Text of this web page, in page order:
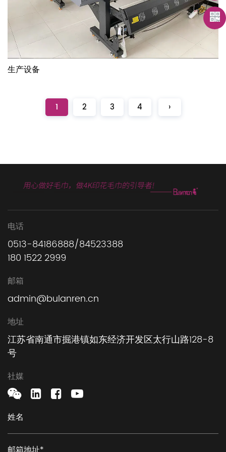
生产设备
1 2 3 4 ›
电话
0513-84186888/84523388
180 1522 2999
邮箱
admin@bulanren.cn
地址
江苏省南通市掘港镇如东经济开发区太行山路128-8
号
社媒